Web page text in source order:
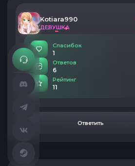
Kotiara990
ДЕВУШКА
Спасибок
1
Ответов
6
Рейтинг
11
Ответить